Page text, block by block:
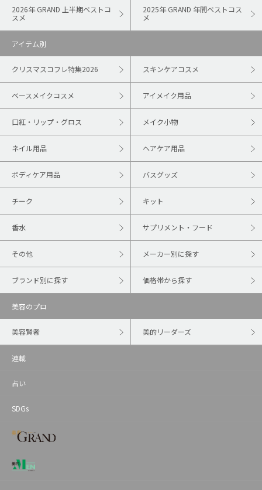
2026年 GRAND 上半期ベストコ
スメ
2025年 GRAND 年間ベストコス
メ
アイテム別
クリスマスコフレ特集2026 スキンケアコスメ
ベースメイクコスメ アイメイク用品
口紅・リップ・グロス メイク小物
ネイル用品 ヘアケア用品
ボディケア用品 バスグッズ
チーク キット
香水 サプリメント・フード
その他 メーカー別に探す
ブランド別に探す 価格帯から探す
美容のプロ
美容賢者 美的リーダーズ
連載
占い
SDGs